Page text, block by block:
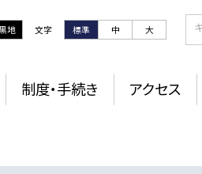
地 文字 標準 中 大
制度・手続き アクセス